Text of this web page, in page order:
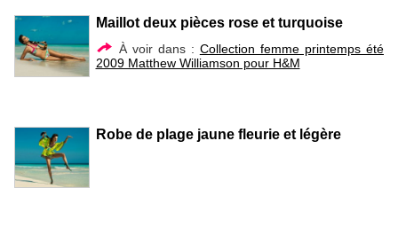
Maillot deux pièces rose et turquoise
À voir dans : Collection femme printemps été
2009 Matthew Williamson pour H&M
Robe de plage jaune fleurie et légère